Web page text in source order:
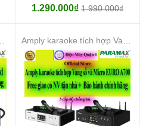
1.290.000₫1.990.000₫